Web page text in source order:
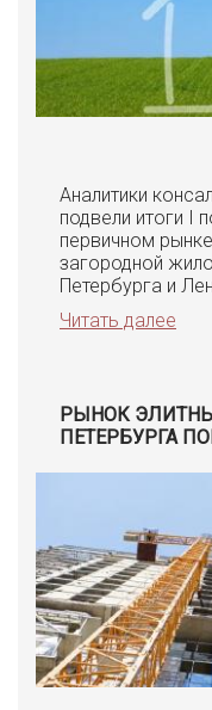
Аналитики
подвели итоги I
первичном
загородной
Петербурга и
Читать далее
РЫНОК
ПЕТЕРБУРГА